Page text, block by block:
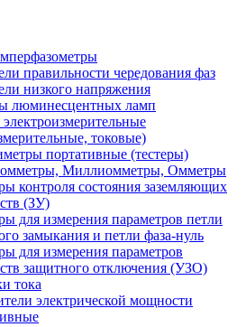
правильности чередования фаз
низкого напряжения
люминесцентных ламп
токовые)
портативные (тестеры)
Миллиомметры, Омметры
контроля состояния заземляющих
(ЗУ)
для измерения параметров петли
замыкания и петли фаза-нуль
для измерения параметров
защитного отключения (УЗО)
тока
электрической мощности